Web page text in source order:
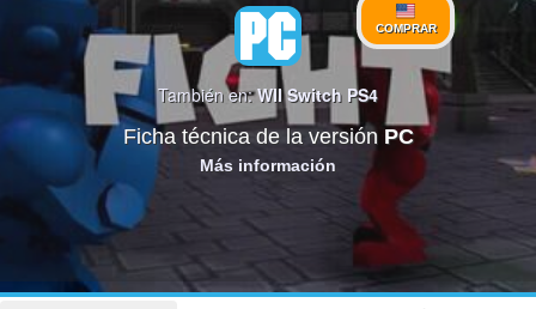
COMPRAR
También en:WII Switch PS4
Ficha técnica de la versión PC
Más información